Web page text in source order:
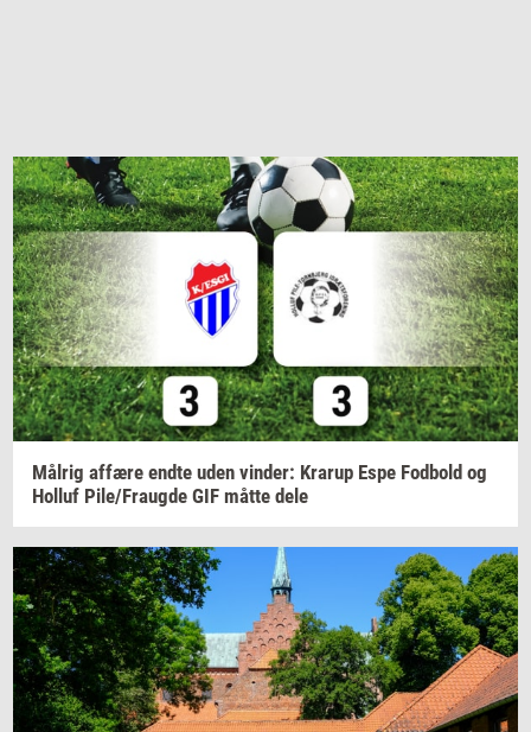
Må­l­rig af­fæ­re endte uden vin­der: Krarup Espe Fod­bold og
Hol­luf Pile/Fraug­de GIF måtte dele